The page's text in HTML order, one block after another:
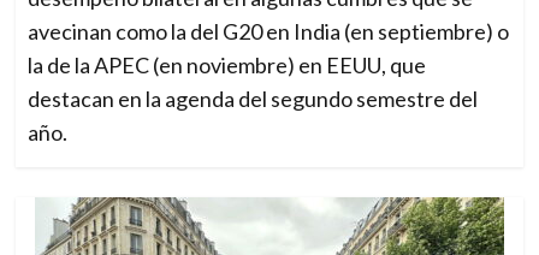
avecinan como la del G20 en India (en septiembre) o
la de la APEC (en noviembre) en EEUU, que
destacan en la agenda del segundo semestre del
año.